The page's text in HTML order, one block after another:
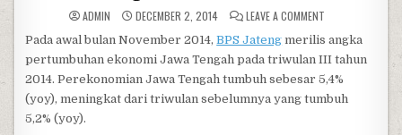
ADMIN DECEMBER 2, 2014 LEAVE A COMMENTON EKONOMI
Pada awal bulan November 2014,BPS Jateng merilis angka
pertumbuhan ekonomi Jawa Tengah pada triwulan III tahun
2014. Perekonomian Jawa Tengah tumbuh sebesar 5,4%
(yoy), meningkat dari triwulan sebelumnya yang tumbuh
5,2% (yoy).